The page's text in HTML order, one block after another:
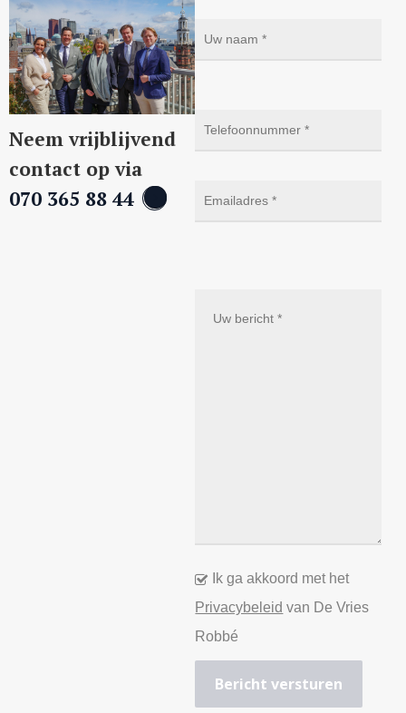
Neem vrijblijvend
contact op via
070 365 88 44
Ik ga akkoord met het
Privacybeleid van De Vries
Robbé